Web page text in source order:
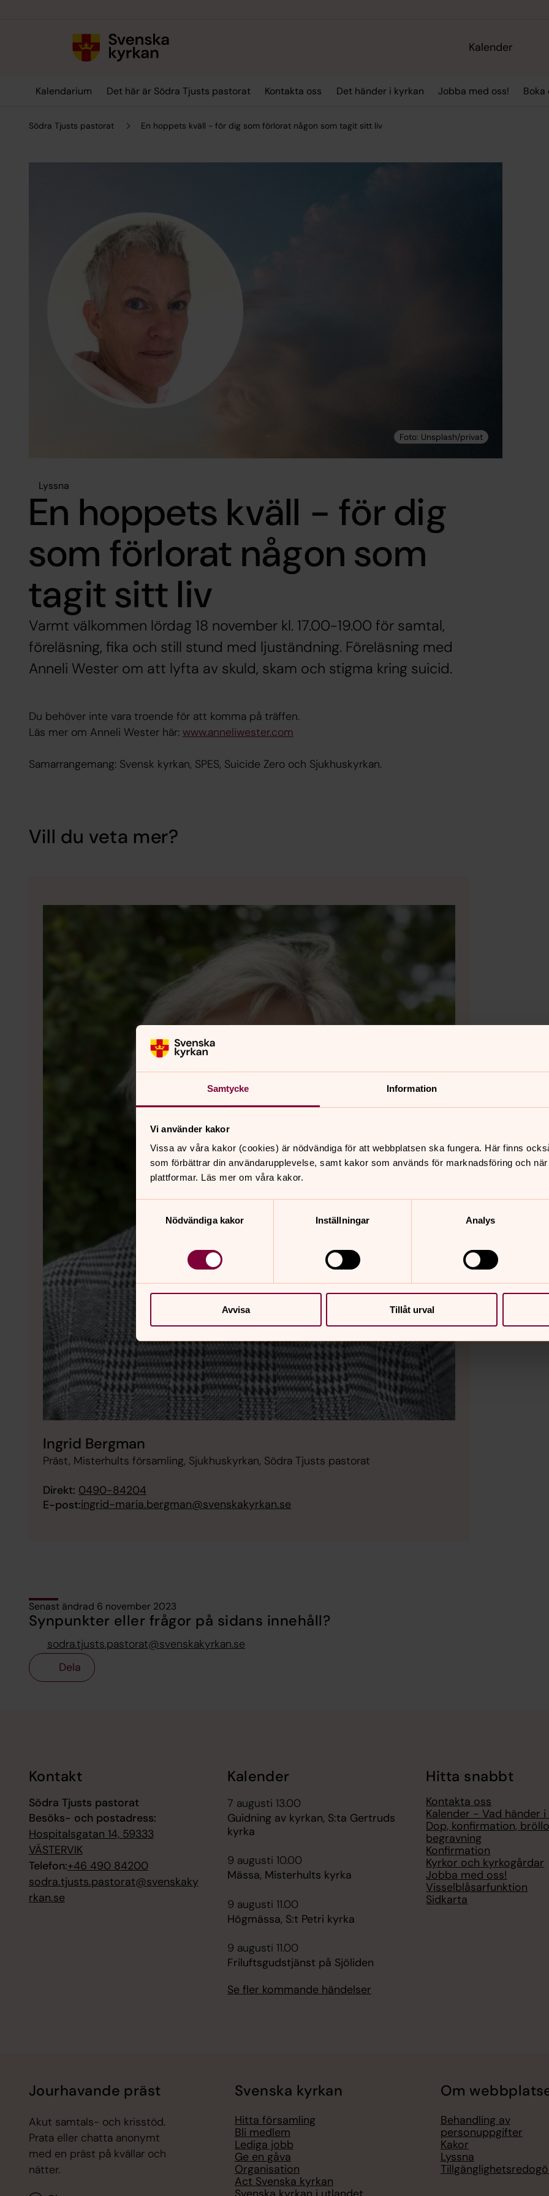
Samtycke Information
Vi använder kakor
Vissa av våra kakor (cookies) är nödvändiga för att webbplatsen ska fungera. Här finns
som förbättrar din användarupplevelse, samt kakor som används för marknadsföring och
plattformar. Läs mer om våra kakor.
Nödvändiga kakor
Inställningar Analys
Avvisa Tillåt urval
Kalender
Kalendarium Det här är Södra Tjusts pastorat Kontakta oss Det händer i kyrkan Jobba med oss! Boka
Södra Tjusts pastorat En hoppets kväll - för dig som förlorat någon som tagit sitt liv
Lyssna
En hoppets kväll - för dig
som förlorat någon som
tagit sitt liv
Varmt välkommen lördag 18 november kl. 17.00-19.00 för samtal,
föreläsning, fika och still stund med ljuständning. Föreläsning med
Anneli Wester om att lyfta av skuld, skam och stigma kring suicid.
Du behöver inte vara troende för att komma på träffen.
Läs mer om Anneli Wester här: www.anneliwester.com
Samarrangemang: Svensk kyrkan, SPES, Suicide Zero och Sjukhuskyrkan.
Vill du veta mer?
Ingrid Bergman
Präst, Misterhults församling, Sjukhuskyrkan, Södra Tjusts pastorat
Direkt: 0490-84204
E-post:ingrid-maria.bergman@svenskakyrkan.se
Senast ändrad 6 november 2023
Synpunkter eller frågor på sidans innehåll?
sodra.tjusts.pastorat@svenskakyrkan.se
Dela
Kontakt
Södra Tjusts pastorat
Besöks- och postadress:
Hospitalsgatan 14, 59333
VÄSTERVIK
Telefon:+46 490 84200
sodra.tjusts.pastorat@svenskaky
rkan.se
Kalender
7 augusti 13.00
Guidning av kyrkan, S:ta Gertruds
kyrka
9 augusti 10.00
Mässa, Misterhults kyrka
9 augusti 11.00
Högmässa, S:t Petri kyrka
9 augusti 11.00
Friluftsgudstjänst på Sjöliden
Se fler kommande händelser
Hitta snabbt
Kontakta oss
Kalender - Vad händer
Dop, konfirmation,
begravning
Konfirmation
Kyrkor och kyrkogårdar
Jobba med oss!
Visselblåsarfunktion
Sidkarta
Jourhavande präst
Akut samtals- och krisstöd.
Prata eller chatta anonymt
med en präst på kvällar och
nätter.
Svenska kyrkan
Hitta församling
Bli medlem
Lediga jobb
Ge en gåva
Organisation
Act Svenska kyrkan
Om
Behandling av
personuppgifter
Kakor
Lyssna